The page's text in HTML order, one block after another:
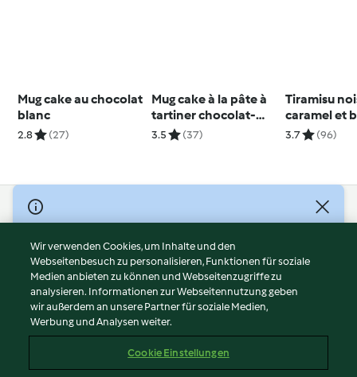
Mug cake au chocolat
blanc
2.8 (27)
Mug cake à la pâte à
tartiner chocolat-
noisette
3.5 (37)
Tiramisu
caramel et
petit-
3.7 (96)
© Copyright 2026
Nutzungsbedingungen
Datenschutzrichtlinien
Disclaimer
Impressum
Cookies
Abo kündigen
Wir verwenden Cookies, um Inhalte und den
Webseitenbesuch zu personalisieren, Funktionen für soziale
Medien anbieten zu können und Webseitenzugriffe zu
analysieren. Informationen zur Webseitennutzung geben
wir außerdem an unsere Partner für soziale Medien,
Werbung und Analysen weiter.
Cookie Einstellungen